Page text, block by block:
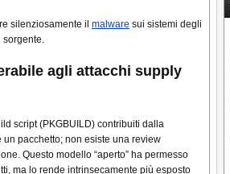
silenziosamente il malware sui sistemi degli
sorgente.
agli attacchi supply
script (PKGBUILD) contribuiti dalla
pacchetto; non esiste una review
Questo modello “aperto” ha permesso
ma lo rende intrinsecamente più esposto